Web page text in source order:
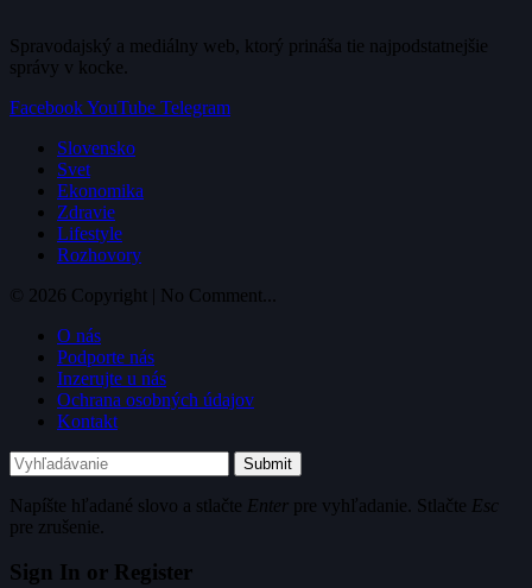
Spravodajský a mediálny web, ktorý prináša tie najpodstatnejšie
správy v kocke.
FacebookYouTube Telegram
Slovensko
Svet
Ekonomika
Zdravie
Lifestyle
Rozhovory
© 2026 Copyright | No Comment...
O nás
Podporte nás
Inzerujte u nás
Ochrana osobných údajov
Kontakt
Submit
Napíšte hľadané slovo a stlačte Enter pre vyhľadanie. Stlačte Esc
pre zrušenie.
Sign In or Register